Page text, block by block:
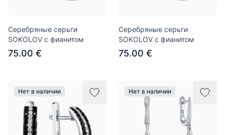
Серебряные серьги
SOKOLOV с фианитом
75.00 €
Серебряные серьги
SOKOLOV с фианитом
75.00 €
Нет в наличии Нет в наличии